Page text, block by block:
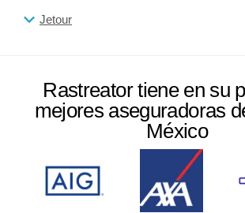
Jetour
Rastreator tiene en su
mejores aseguradoras
México